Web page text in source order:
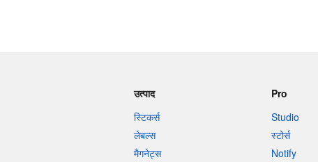
उत्पाद
स्टिकर्स
लेबल्स
मैगनेट्स
Pro
Studio
स्टोर्स
Notify